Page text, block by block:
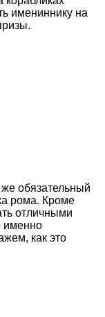
имениннику на
же обязательный
рома. Кроме
отличными
именно
как это